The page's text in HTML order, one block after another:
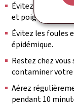
Évitez les
et poignées de
Évitez les foules
épidémique.
Restez chez
contaminer
Aérez
pendant 10